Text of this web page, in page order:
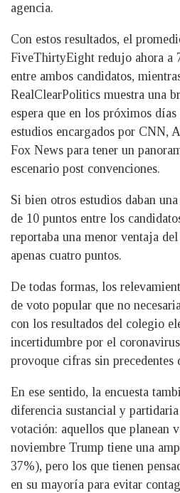
agencia.
Con estos resultados, el
FiveThirtyEight redujo ahora a
entre ambos candidatos,
RealClearPolitics muestra una
espera que en los próximos
estudios encargados por CNN,
Fox News para tener un
escenario post convenciones.
Si bien otros estudios daban
de 10 puntos entre los
reportaba una menor ventaja
apenas cuatro puntos.
De todas formas, los
de voto popular que no
con los resultados del colegio
incertidumbre por el
provoque cifras sin precedentes
En ese sentido, la encuesta
diferencia sustancial y
votación: aquellos que planean
noviembre Trump tiene una
37%), pero los que tienen
en su mayoría para evitar